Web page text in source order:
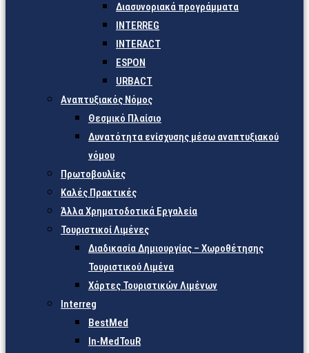
Διασυνοριακά προγράμματα
INTERREG
INTERACT
ESPON
URBACT
Αναπτυξιακός Νόμος
Θεσμικό Πλαίσιο
Δυνατότητα ενίσχυσης μέσω αναπτυξιακού
νόμου
Πρωτοβουλίες
Καλές Πρακτικές
Άλλα Χρηματοδοτικά Εργαλεία
Τουριστικοί Λιμένες
Διαδικασία Δημιουργίας – Χωροθέτησης
Τουριστικού Λιμένα
Χάρτες Τουριστικών Λιμένων
Interreg
BestMed
In-MedTouR